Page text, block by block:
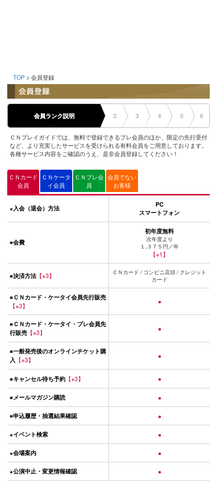
TOP > 会員登録
会員ランク説明 2 3 4 5 6
ＣＮプレイガイドでは、無料で登録できるプレ会員のほか、限定の先行受付
など、より充実したサービスを受けられる有料会員をご用意しております。
各種サービス内容をご確認のうえ、是非会員登録してください！
ＣＮカード
会員
ＣＮケータ
イ会員
ＣＮプレ会
員
会員でない
お客様
●入会（退会）方法
PC
スマートフォン
■会費
初年度無料
次年度より
１,３７５円／年
【※1】
■決済方法 【※3】
ＣＮカード / コンビニ店頭 / クレジット
カード
■ＣＮカード・ケータイ会員先行販売
【※3】
●
■ＣＮカード・ケータイ・プレ会員先
行販売 【※3】 ●
■一般発売後のオンラインチケット購
入 【※3】 ●
■キャンセル待ち予約 【※3】 ●
■メールマガジン購読 ●
■申込履歴・抽選結果確認 ●
●イベント検索 ●
●会場案内 ●
●公演中止・変更情報確認 ●